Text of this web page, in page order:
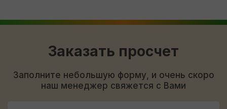
Заказать просчет
Заполните небольшую форму, и очень скоро
наш менеджер свяжется с Вами